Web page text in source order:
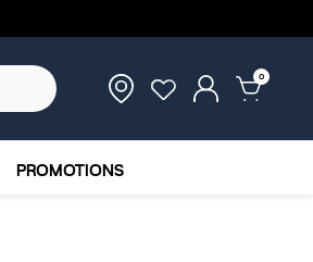
0
PROMOTIONS